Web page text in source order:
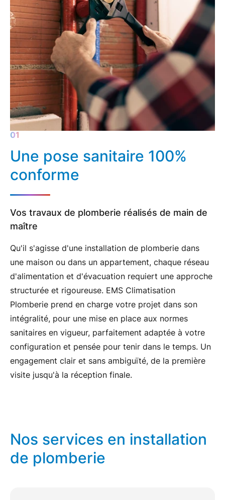
Une pose sanitaire 100%
conforme
Vos travaux de plomberie réalisés de main de
maître
Qu'il s'agisse d'une installation de plomberie dans
une maison ou dans un appartement, chaque réseau
d'alimentation et d'évacuation requiert une approche
structurée et rigoureuse. EMS Climatisation
Plomberie prend en charge votre projet dans son
intégralité, pour une mise en place aux normes
sanitaires en vigueur, parfaitement adaptée à votre
configuration et pensée pour tenir dans le temps. Un
engagement clair et sans ambiguïté, de la première
visite jusqu'à la réception finale.
Nos services en installation
de plomberie